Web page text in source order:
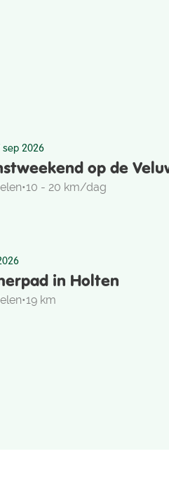
sep 2026
op de
•10 - 20 km/dag
in Holten
•19 km